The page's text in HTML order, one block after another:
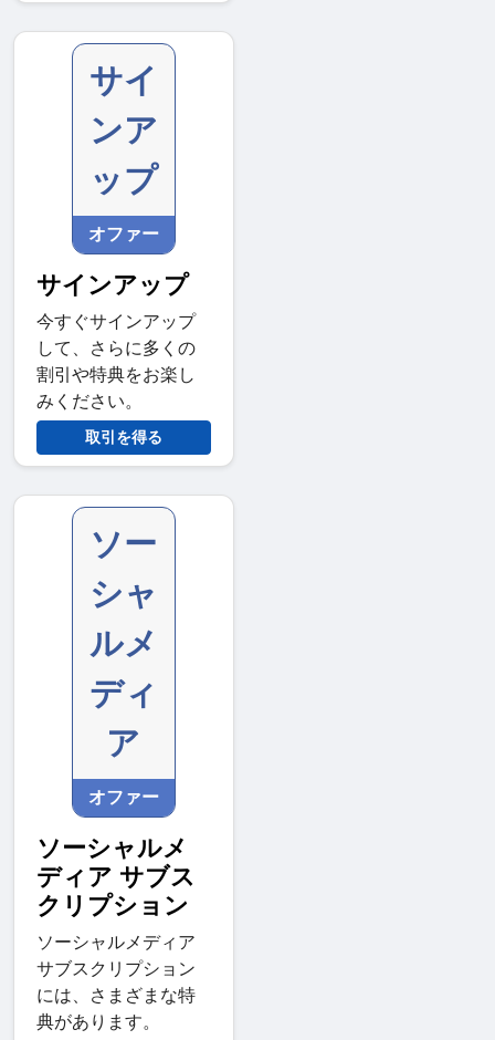
サイ
ンア
ップ
オファー
サインアップ
今すぐサインアップ
して、さらに多くの
割引や特典をお楽し
みください。
取引を得る
ソー
シャ
ルメ
ディ
ア
オファー
ソーシャルメ
ディア サブス
クリプション
ソーシャルメディア
サブスクリプション
には、さまざまな特
典があります。